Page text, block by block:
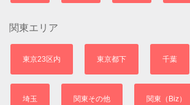
関東エリア
東京23区内 東京都下 千葉
埼玉 関東その他 関東（Biz）